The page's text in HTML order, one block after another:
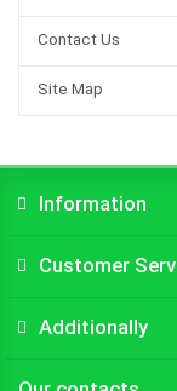
Contact Us
Site Map
Information
Customer
Additionally